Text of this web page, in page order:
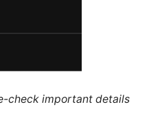
check important details